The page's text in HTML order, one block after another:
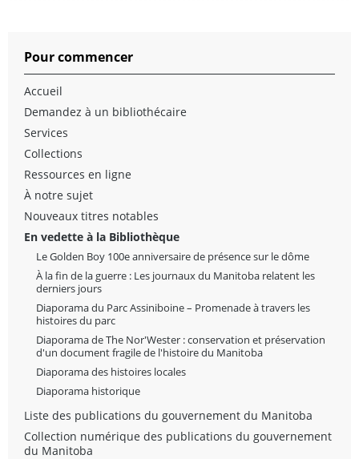
Pour commencer
Accueil
Demandez à un bibliothécaire
Services
Collections
Ressources en ligne
À notre sujet
Nouveaux titres notables
En vedette à la Bibliothèque
Le Golden Boy 100e anniversaire de présence sur le dôme
À la fin de la guerre : Les journaux du Manitoba relatent les
derniers jours
Diaporama du Parc Assiniboine – Promenade à travers les
histoires du parc
Diaporama de The Nor'Wester : conservation et préservation
d'un document fragile de l'histoire du Manitoba
Diaporama des histoires locales
Diaporama historique
Liste des publications du gouvernement du Manitoba
Collection numérique des publications du gouvernement
du Manitoba